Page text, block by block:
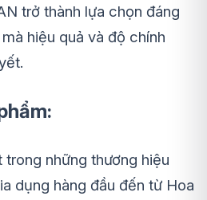
trở thành lựa chọn đáng
hiệu quả và độ chính
những thương hiệu
dụng hàng đầu đến từ Hoa